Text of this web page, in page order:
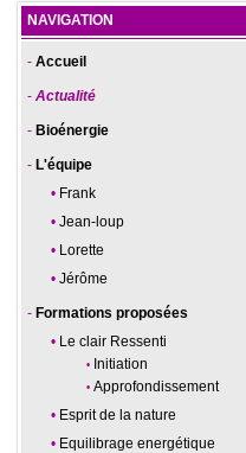
NAVIGATION
Accueil
Actualité
Bioénergie
L'équipe
Frank
Jean-loup
Lorette
Jérôme
Formations proposées
Le clair Ressenti
Initiation
Approfondissement
Esprit de la nature
Equilibrage energétique